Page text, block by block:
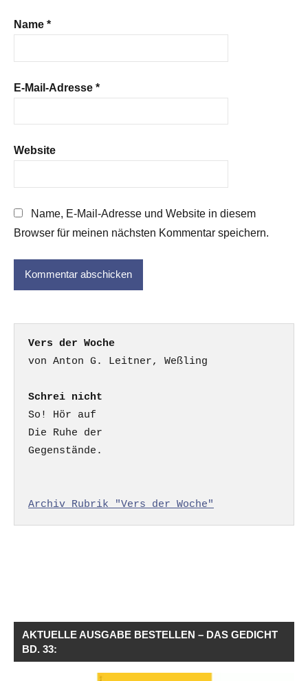
Name *
E-Mail-Adresse *
Website
Name, E-Mail-Adresse und Website in diesem
Browser für meinen nächsten Kommentar speichern.
Vers der Woche
Schrei nicht
So! Hör auf
Die Ruhe der
Gegenstände.
Archiv Rubrik "Vers der Woche"
AKTUELLE AUSGABE BESTELLEN – DAS GEDICHT
BD. 33: